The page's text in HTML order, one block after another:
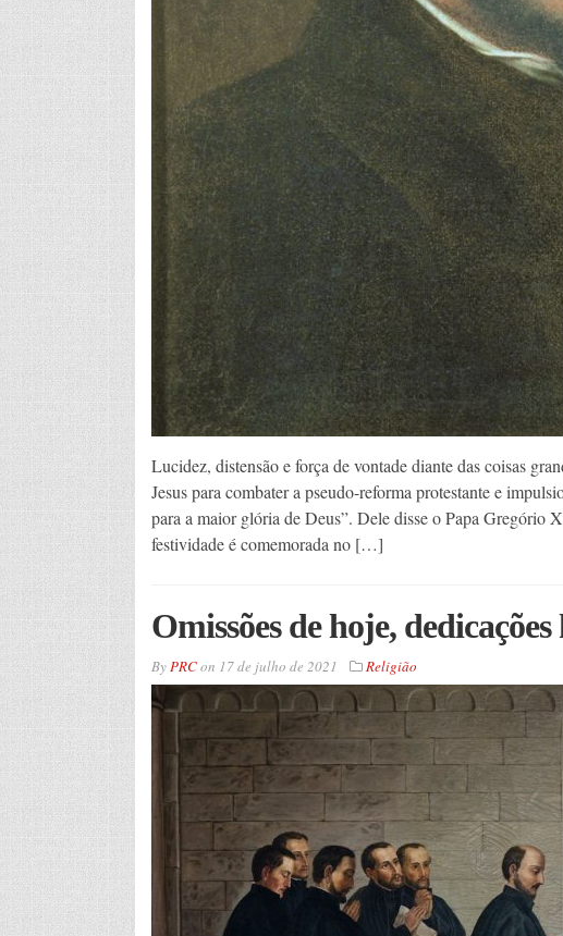
Lucidez, distensão e força de vontade diante das coisas
Jesus para combater a pseudo-reforma protestante e
para a maior glória de Deus”. Dele disse o Papa Gregório
festividade é comemorada no […]
Omissões de hoje,
ByPRCon 17 de julho de 2021 Religião